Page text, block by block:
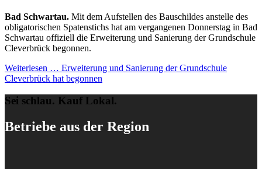
Bad Schwartau. Mit dem Aufstellen des Bauschildes anstelle des
obligatorischen Spatenstichs hat am vergangenen Donnerstag in Bad
Schwartau offiziell die Erweiterung und Sanierung der Grundschule
Cleverbrück begonnen.
Weiterlesen … Erweiterung und Sanierung der Grundschule
Cleverbrück hat begonnen
Sei schlau. Kauf Lokal.
Betriebe aus der Region